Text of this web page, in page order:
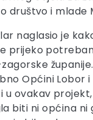
društvo i mlade
naglasio je
prijeko
Općini Lobor
ovakav
biti ni općina ni